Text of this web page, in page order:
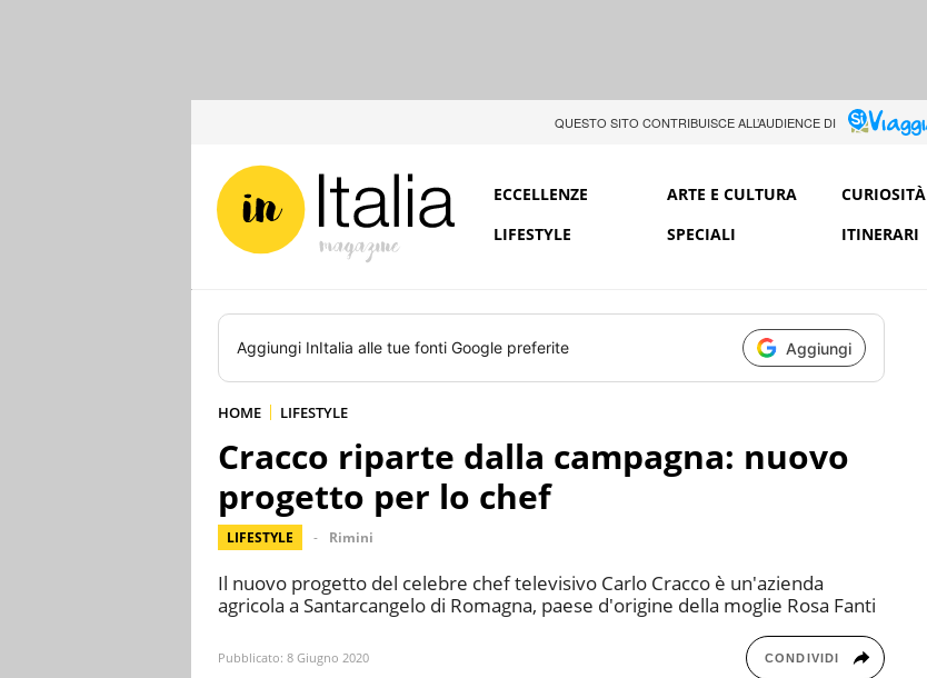
QUESTO SITO CONTRIBUISCE ALL’AUDIENCE DI
ECCELLENZE ARTE E CULTURA CURIOSITÀ
LIFESTYLE
SPECIALI ITINERARI
Aggiungi InItalia alle tue fonti Google preferite Aggiungi
HOME LIFESTYLE
Cracco riparte dalla campagna: nuovo
progetto per lo chef
LIFESTYLE Rimini
Il nuovo progetto del celebre chef televisivo Carlo Cracco è un'azienda
agricola a Santarcangelo di Romagna, paese d'origine della moglie Rosa Fanti
Pubblicato: 8 Giugno 2020 CONDIVIDI